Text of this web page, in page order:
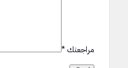
مراجعتك*